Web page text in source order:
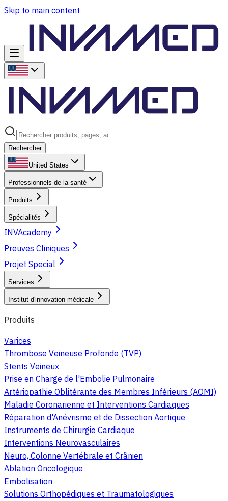
Skip to main content
Rechercher
United States
Professionnels de la santé
Produits
Spécialités
INVAcademy
Preuves Cliniques
Projet Special
Services
Institut d'innovation médicale
Produits
Varices
Thrombose Veineuse Profonde (TVP)
Stents Veineux
Prise en Charge de l'Embolie Pulmonaire
Artériopathie Oblitérante des Membres Inférieurs (AOMI)
Maladie Coronarienne et Interventions Cardiaques
Réparation d'Anévrisme et de Dissection Aortique
Instruments de Chirurgie Cardiaque
Interventions Neurovasculaires
Neuro, Colonne Vertébrale et Crânien
Ablation Oncologique
Embolisation
Solutions Orthopédiques et Traumatologiques